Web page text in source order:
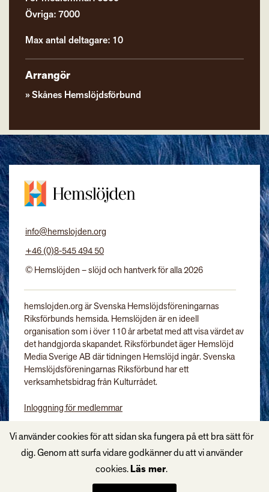
Övriga: 7000
Max antal deltagare: 10
Arrangör
Skånes Hemslöjdsförbund
info@hemslojden.org
+46 (0)8-545 494 50
© Hemslöjden – slöjd och hantverk för alla 2026
hemslojden.org är Svenska Hemslöjdsföreningarnas
Riksförbunds hemsida. Hemslöjden är en ideell
organisation som i över 110 år arbetat med att visa värdet av
det handgjorda skapandet. Riksförbundet äger Hemslöjd
Media Sverige AB där tidningen Hemslöjd ingår. Svenska
Hemslöjdsföreningarnas Riksförbund har ett
verksamhetsbidrag från Kulturrådet.
Inloggning för medlemmar
Vi använder cookies för att sidan ska fungera på ett bra sätt för
dig. Genom att surfa vidare godkänner du att vi använder
cookies.Läs mer.